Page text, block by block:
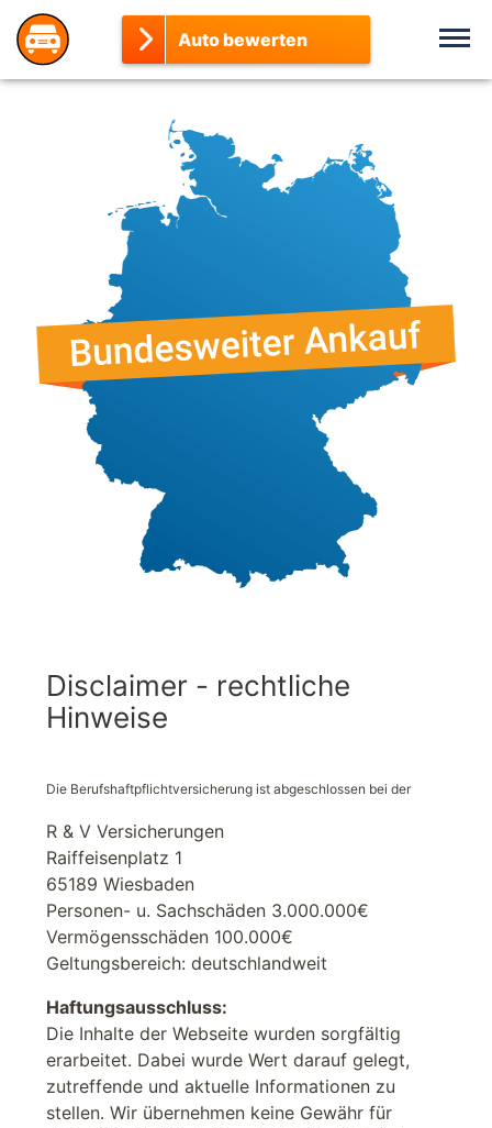
Auto bewerten
Disclaimer - rechtliche
Hinweise
Die Berufshaftpflichtversicherung ist abgeschlossen bei der
R & V Versicherungen
Raiffeisenplatz 1
65189 Wiesbaden
Personen- u. Sachschäden 3.000.000€
Vermögensschäden 100.000€
Geltungsbereich: deutschlandweit
Haftungsausschluss:
Die Inhalte der Webseite wurden sorgfältig
erarbeitet. Dabei wurde Wert darauf gelegt,
zutreffende und aktuelle Informationen zu
stellen. Wir übernehmen keine Gewähr für